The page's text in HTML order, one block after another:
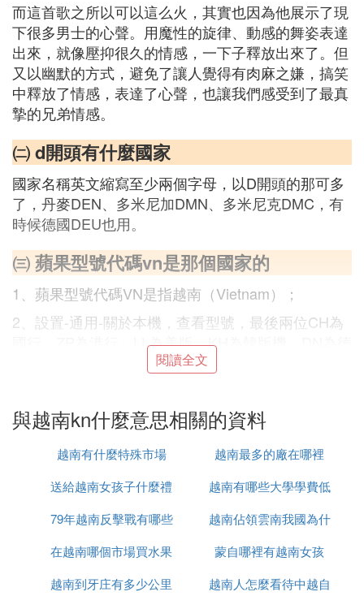
而這首歌之所以可以這么火，其實也因為他展示了現
下很多男士的心聲。用魔性的旋律、動感的舞姿表達
出來，就像壓抑很久的情感，一下子釋放出來了。但
又以幽默的方式，避免了讓人覺得有肉麻之嫌，搞笑
中釋放了情感，表達了心聲，也讓我們感受到了最真
摯的兄弟情感。
㈡ d開頭有什麼國家
國家名稱英文縮寫至少兩個字母，以D開頭的那可多
了，丹麥DEN、多米尼加DMN、多米尼克DMC，有
時候德國DEU也用。
㈢ 蘋果型號代碼vn是那個國家的
1、蘋果型號代碼VN是指越南（Vietnam）；
2、設置-通用-關於本機，查看型號，最後兩位CH為
國行、ZP為港行、LL為美版、KH為韓版機、DN為德
版、TA為台灣、ZA為新加坡和馬來西亞、AB為阿聯
F為法國版、J為日本、VN為越南；
(3)越南kn什麼意思擴展閱讀
蘋果型號代表意思，以蘋果型號MD242ZP/A舉例如
是'M'開頭的；還有'F'和'P'兩種開頭，'F'表示是翻新機
器，蘋果官網也有銷售，'P'代表是定製版本機器。
閱讀全文
與越南kn什麼意思相關的資料
越南有什麼特殊市場
越南最多的廠在哪裡
送給越南女孩子什麼禮
物
越南有哪些大學學費低
79年越南反擊戰有哪些
人
越南佔領雲南我國為什
麼未先進攻
在越南哪個市場買水果
最便宜
蒙自哪裡有越南女孩
越南到牙庄有多少公里
越南人怎麼看待中越自